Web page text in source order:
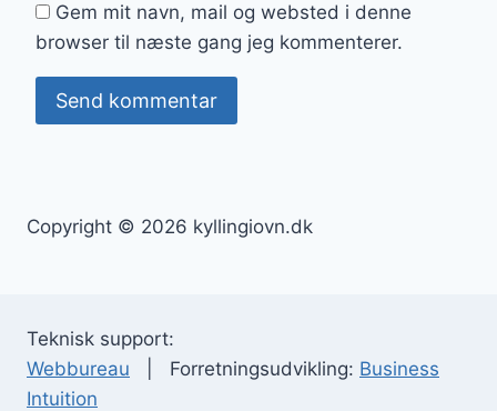
Gem mit navn, mail og websted i denne
browser til næste gang jeg kommenterer.
Copyright © 2026 kyllingiovn.dk
Teknisk support:
Webbureau | Forretningsudvikling: Business
Intuition